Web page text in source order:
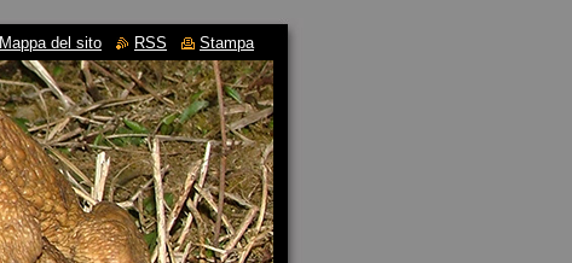
Mappa del sito RSS Stampa